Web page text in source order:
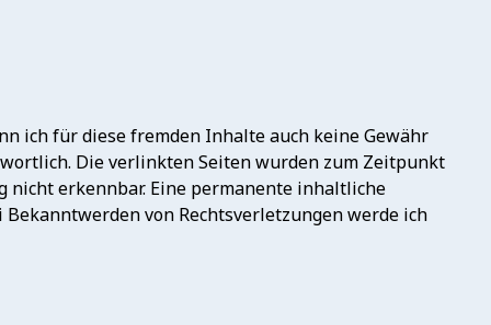
ich für diese fremden Inhalte auch keine Gewähr
Die verlinkten Seiten wurden zum Zeitpunkt
erkennbar. Eine permanente inhaltliche
von Rechtsverletzungen werde ich